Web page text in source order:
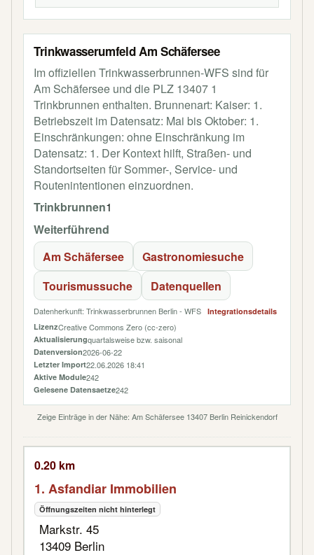
Trinkwasserumfeld Am Schäfersee
Im offiziellen Trinkwasserbrunnen-WFS sind für
Am Schäfersee und die PLZ 13407 1
Trinkbrunnen enthalten. Brunnenart: Kaiser: 1.
Betriebszeit im Datensatz: Mai bis Oktober: 1.
Einschränkungen: ohne Einschränkung im
Datensatz: 1. Der Kontext hilft, Straßen- und
Standortseiten für Sommer-, Service- und
Routenintentionen einzuordnen.
Trinkbrunnen1
Weiterführend
Am Schäfersee
Gastronomiesuche
Tourismussuche
Datenquellen
Datenherkunft: Trinkwasserbrunnen Berlin - WFS Integrationsdetails
LizenzCreative Commons Zero (cc-zero)
Aktualisierungquartalsweise bzw. saisonal
Datenversion2026-06-22
Letzter Import22.06.2026 18:41
Aktive Module242
Gelesene Datensaetze242
Zeige Einträge in der Nähe: Am Schäfersee 13407 Berlin Reinickendorf
0.20 km
1. Asfandiar Immobilien
Öffnungszeiten nicht hinterlegt
Markstr. 45
13409 Berlin